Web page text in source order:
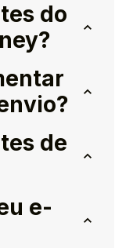
do
de
e-